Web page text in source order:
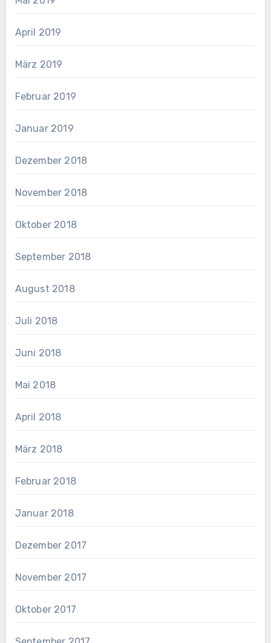
April 2019
März 2019
Februar 2019
Januar 2019
Dezember 2018
November 2018
Oktober 2018
September 2018
August 2018
Juli 2018
Juni 2018
Mai 2018
April 2018
März 2018
Februar 2018
Januar 2018
Dezember 2017
November 2017
Oktober 2017